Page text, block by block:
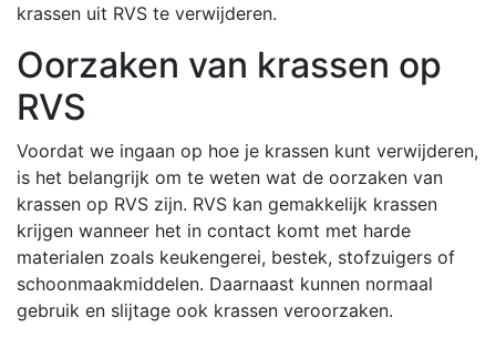
krassen uit RVS te verwijderen.
Oorzaken van krassen op
RVS
Voordat we ingaan op hoe je krassen kunt verwijderen,
is het belangrijk om te weten wat de oorzaken van
krassen op RVS zijn. RVS kan gemakkelijk krassen
krijgen wanneer het in contact komt met harde
materialen zoals keukengerei, bestek, stofzuigers of
schoonmaakmiddelen. Daarnaast kunnen normaal
gebruik en slijtage ook krassen veroorzaken.